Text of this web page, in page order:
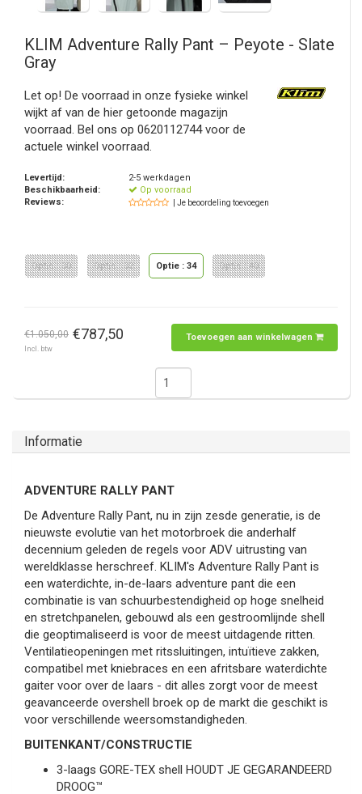
KLIM Adventure Rally Pant – Peyote - Slate
Gray
Let op! De voorraad in onze fysieke winkel
wijkt af van de hier getoonde magazijn
voorraad. Bel ons op 0620112744 voor de
actuele winkel voorraad.
Levertijd:
2-5 werkdagen
Beschikbaarheid:
Op voorraad
Reviews:
| Je beoordeling toevoegen
Optie : 30 Optie : 32 Optie : 34 Optie : 40
€1.050,00 €787,50
Incl. btw
Toevoegen aan winkelwagen
Informatie
ADVENTURE RALLY PANT
De Adventure Rally Pant, nu in zijn zesde generatie, is de
nieuwste evolutie van het motorbroek die anderhalf
decennium geleden de regels voor ADV uitrusting van
wereldklasse herschreef. KLIM's Adventure Rally Pant is
een waterdichte, in-de-laars adventure pant die een
combinatie is van schuurbestendigheid op hoge snelheid
en stretchpanelen, gebouwd als een gestroomlijnde shell
die geoptimaliseerd is voor de meest uitdagende ritten.
Ventilatieopeningen met ritssluitingen, intuïtieve zakken,
compatibel met kniebraces en een afritsbare waterdichte
gaiter voor over de laars - dit alles zorgt voor de meest
geavanceerde overshell broek op de markt die geschikt is
voor verschillende weersomstandigheden.
BUITENKANT/CONSTRUCTIE
3-laags GORE-TEX shell HOUDT JE GEGARANDEERD
DROOG™